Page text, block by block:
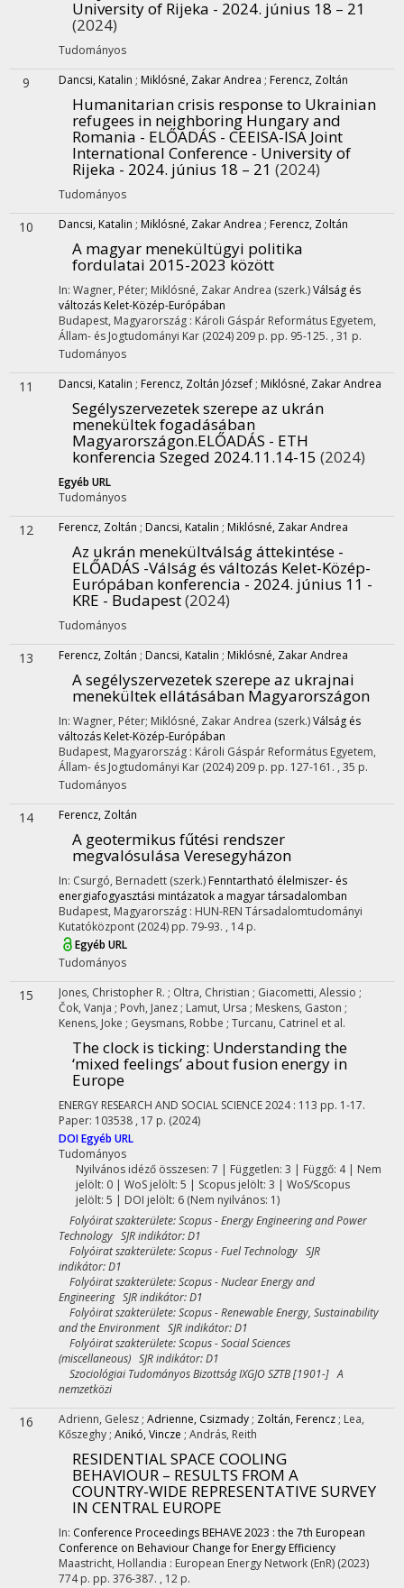
University of Rijeka - 2024. június 18 – 21
(2024)
Tudományos
9 Dancsi, Katalin ; Miklósné, Zakar Andrea ; Ferencz, Zoltán
Humanitarian crisis response to Ukrainian
refugees in neighboring Hungary and
Romania - ELŐADÁS - CEEISA-ISA Joint
International Conference - University of
Rijeka - 2024. június 18 – 21 (2024)
Tudományos
10 Dancsi, Katalin ; Miklósné, Zakar Andrea ; Ferencz, Zoltán
A magyar menekültügyi politika
fordulatai 2015-2023 között
In: Wagner, Péter; Miklósné, Zakar Andrea (szerk.)Válság és
változás Kelet-Közép-Európában
Budapest, Magyarország : Károli Gáspár Református Egyetem,
Állam- és Jogtudományi Kar (2024)209 p. pp. 95-125. , 31 p.
Tudományos
11 Dancsi, Katalin ; Ferencz, Zoltán József ; Miklósné, Zakar Andrea
Segélyszervezetek szerepe az ukrán
menekültek fogadásában
Magyarországon.ELŐADÁS - ETH
konferencia Szeged 2024.11.14-15 (2024)
Egyéb URL
Tudományos
12 Ferencz, Zoltán ; Dancsi, Katalin ; Miklósné, Zakar Andrea
Az ukrán menekültválság áttekintése -
ELŐADÁS -Válság és változás Kelet-Közép-
Európában konferencia - 2024. június 11 -
KRE - Budapest(2024)
Tudományos
13 Ferencz, Zoltán ; Dancsi, Katalin ; Miklósné, Zakar Andrea
A segélyszervezetek szerepe az ukrajnai
menekültek ellátásában Magyarországon
In: Wagner, Péter; Miklósné, Zakar Andrea (szerk.)Válság és
változás Kelet-Közép-Európában
Budapest, Magyarország : Károli Gáspár Református Egyetem,
Állam- és Jogtudományi Kar (2024)209 p. pp. 127-161. , 35 p.
Tudományos
14 Ferencz, Zoltán
A geotermikus fűtési rendszer
megvalósulása Veresegyházon
In: Csurgó, Bernadett (szerk.) Fenntartható élelmiszer- és
energiafogyasztási mintázatok a magyar társadalomban
Budapest, Magyarország : HUN-REN Társadalomtudományi
Kutatóközpont (2024) pp. 79-93. , 14 p.
Egyéb URL
Tudományos
15 Jones, Christopher R. ; Oltra, Christian ; Giacometti, Alessio ;
Čok, Vanja ; Povh, Janez ; Lamut, Ursa ; Meskens, Gaston ;
Kenens, Joke ; Geysmans, Robbe ; Turcanu, Catrinel et al.
The clock is ticking: Understanding the
‘mixed feelings’ about fusion energy in
Europe
ENERGY RESEARCH AND SOCIAL SCIENCE2024: 113 pp. 1-17.
Paper: 103538 , 17 p. (2024)
DOIEgyéb URL
Tudományos
Nyilvános idéző összesen: 7 | Független: 3 | Függő: 4 | Nem
jelölt: 0 | WoS jelölt: 5 | Scopus jelölt: 3 | WoS/Scopus
jelölt: 5 | DOI jelölt: 6 (Nem nyilvános: 1)
Folyóirat szakterülete: Scopus - Energy Engineering and Power
Technology SJR indikátor: D1
Folyóirat szakterülete: Scopus - Fuel Technology SJR
indikátor: D1
Folyóirat szakterülete: Scopus - Nuclear Energy and
Engineering SJR indikátor: D1
Folyóirat szakterülete: Scopus - Renewable Energy, Sustainability
and the Environment SJR indikátor: D1
Folyóirat szakterülete: Scopus - Social Sciences
(miscellaneous) SJR indikátor: D1
Szociológiai Tudományos Bizottság IXGJO SZTB [1901-] A
nemzetközi
16 Adrienn, Gelesz ; Adrienne, Csizmady ; Zoltán, Ferencz ; Lea,
Kőszeghy ; Anikó, Vincze ; András, Reith
RESIDENTIAL SPACE COOLING
BEHAVIOUR – RESULTS FROM A
COUNTRY-WIDE REPRESENTATIVE SURVEY
IN CENTRAL EUROPE
In: Conference Proceedings BEHAVE 2023 : the 7th European
Conference on Behaviour Change for Energy Efficiency
Maastricht, Hollandia : European Energy Network (EnR) (2023)
774 p. pp. 376-387. , 12 p.